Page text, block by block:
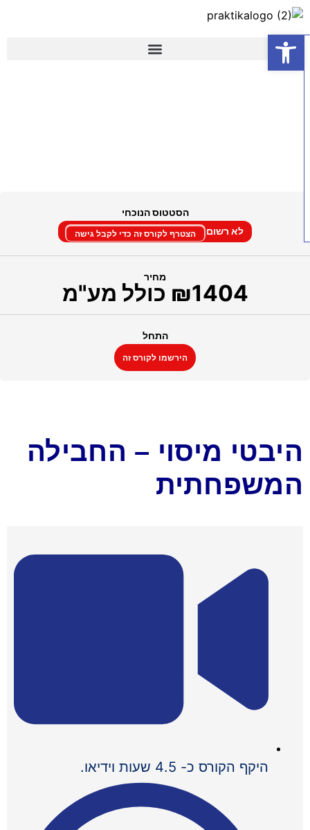
הסטטוס הנוכחי
לא רשום הצטרף לקורס זה כדי לקבל גישה
מחיר
₪1404 כולל מע"מ
התחל
הירשמו לקורס זה
היבטי מיסוי – החבילה
המשפחתית
היקף הקורס כ- 4.5 שעות וידיאו.
פתח סרגל נגישות